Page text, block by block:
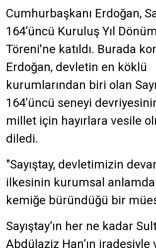
Cumhurbaşkanı Erdoğan,
164’üncü Kuruluş Yıl
Töreni'ne katıldı. Burada
Erdoğan, devletin en köklü
kurumlarından biri olan
164’üncü seneyi
millet için hayırlara vesile
diledi.
"Sayıştay, devletimizin
ilkesinin kurumsal
kemiğe büründüğü bir
Sayıştay’ın her ne kadar
Abdülaziz Han’ın iradesiyle